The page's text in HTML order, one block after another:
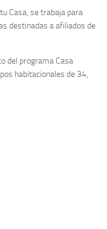
Casa, se trabaja para
destinadas a afiliados de
del programa Casa
habitacionales de 34,